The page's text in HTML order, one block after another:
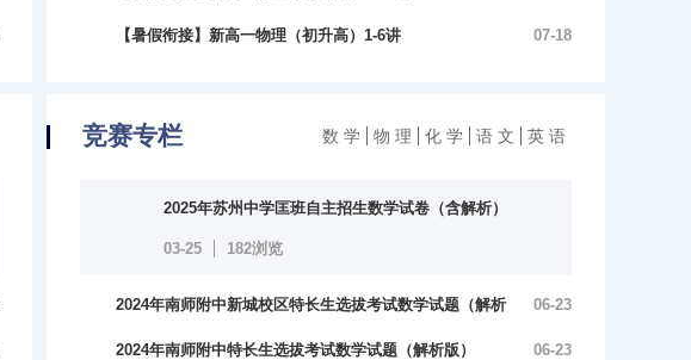
214浏览
【暑假衔接】新高一物理（初升高）1-6讲 07-18
数 学 物 理 化 学 语 文 英 语
竞赛专栏
2025年苏州中学匡班自主招生数学试卷（含解析）
03-25 182浏览
2024年南师附中新城校区特长生选拔考试数学试题（解析
版）
06-23
2024年南师附中特长生选拔考试数学试题（解析版） 06-23